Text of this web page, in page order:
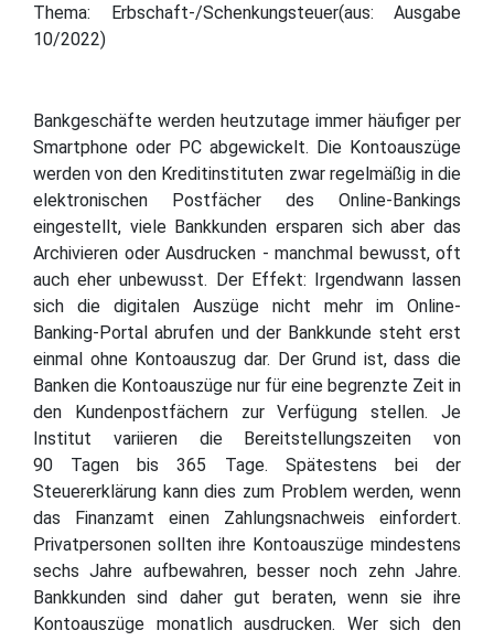
Thema: Erbschaft-/Schenkungsteuer(aus: Ausgabe
10/2022)
Bankgeschäfte werden heutzutage immer häufiger per
Smartphone oder PC abgewickelt. Die Kontoauszüge
werden von den Kreditinstituten zwar regelmäßig in die
elektronischen Postfächer des Online-Bankings
eingestellt, viele Bankkunden ersparen sich aber das
Archivieren oder Ausdrucken - manchmal bewusst, oft
auch eher unbewusst. Der Effekt: Irgendwann lassen
sich die digitalen Auszüge nicht mehr im Online-
Banking-Portal abrufen und der Bankkunde steht erst
einmal ohne Kontoauszug dar. Der Grund ist, dass die
Banken die Kontoauszüge nur für eine begrenzte Zeit in
den Kundenpostfächern zur Verfügung stellen. Je
Institut variieren die Bereitstellungszeiten von
90 Tagen bis 365 Tage. Spätestens bei der
Steuererklärung kann dies zum Problem werden, wenn
das Finanzamt einen Zahlungsnachweis einfordert.
Privatpersonen sollten ihre Kontoauszüge mindestens
sechs Jahre aufbewahren, besser noch zehn Jahre.
Bankkunden sind daher gut beraten, wenn sie ihre
Kontoauszüge monatlich ausdrucken. Wer sich den